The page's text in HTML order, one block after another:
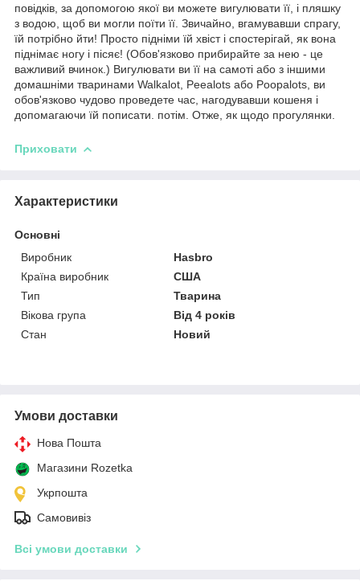
повідків, за допомогою якої ви можете вигулювати її, і пляшку
з водою, щоб ви могли поїти її. Звичайно, вгамувавши спрагу,
їй потрібно йти! Просто підніми їй хвіст і спостерігай, як вона
піднімає ногу і пісяє! (Обов'язково прибирайте за нею - це
важливий вчинок.) Вигулювати ви її на самоті або з іншими
домашніми тваринами Walkalot, Peealots або Poopalots, ви
обов'язково чудово проведете час, нагодувавши кошеня і
допомагаючи їй пописати. потім. Отже, як щодо прогулянки.
Приховати
Характеристики
Основні
Виробник
Hasbro
Країна виробник
США
Тип
Тварина
Вікова група
Від 4 років
Стан
Новий
Умови доставки
Нова Пошта
Магазини Rozetka
Укрпошта
Самовивіз
Всі умови доставки